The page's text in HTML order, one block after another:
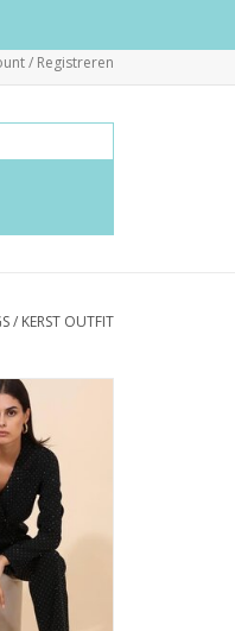
/ Registreren
/ KERST OUTFIT